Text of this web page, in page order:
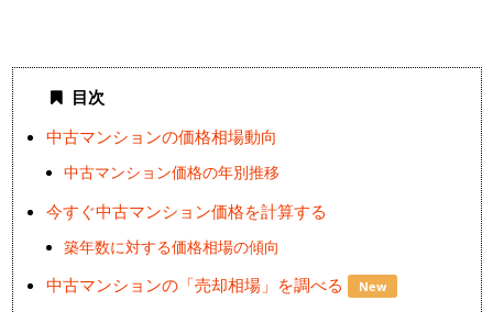
目次
中古マンションの価格相場動向
中古マンション価格の年別推移
今すぐ中古マンション価格を計算する
築年数に対する価格相場の傾向
中古マンションの「売却相場」を調べる New